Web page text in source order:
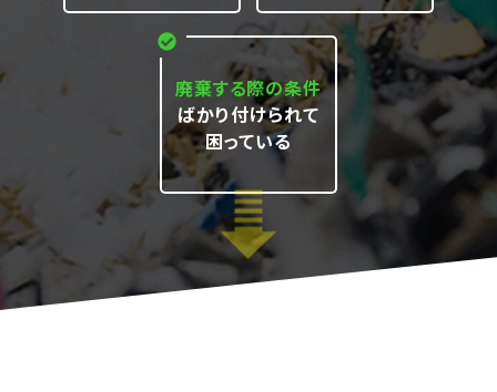
廃棄する際の条件
ばかり付けられて
困っている